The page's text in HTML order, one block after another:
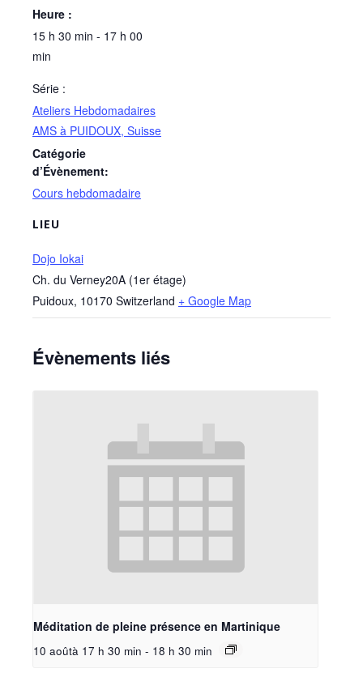
Heure :
15 h 30 min - 17 h 00
min
Série :
Ateliers Hebdomadaires
AMS à PUIDOUX, Suisse
Catégorie
d’Évènement:
Cours hebdomadaire
LIEU
Dojo Iokai
Ch. du Verney20A (1er étage)
Puidoux, 10170 Switzerland + Google Map
Évènements liés
Méditation de pleine présence en Martinique
10 aoûtà 17 h 30 min - 18 h 30 min